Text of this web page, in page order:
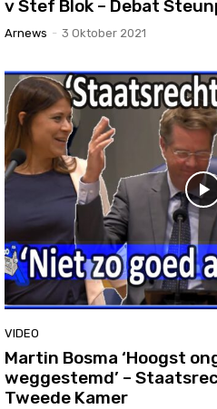
v Stef Blok – Debat
Arnews - 3 Oktober 2021
VIDEO
Martin Bosma ‘Hoogst
weggestemd’ –
Tweede Kamer